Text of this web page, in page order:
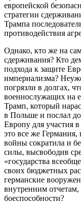
европейской
стратегии
Трампа
противодействия
Однако, кто же на
сдерживания? Кто
подхода к защите
империализма?
погрязли в долгах,
военнослужащих на
Трамп, который
в Польше и послал
Европу для участия
это все же Германия,
войны сократила и
силы, высвободив
«государства
своих бюджетных
германские
внутренним
боеспособности?